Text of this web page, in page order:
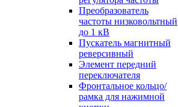
Преобразователь
частоты низковольтный
до 1 кВ
Пускатель магнитный
реверсивный
Элемент передний
переключателя
Фронтальное кольцо/
рамка для нажимной